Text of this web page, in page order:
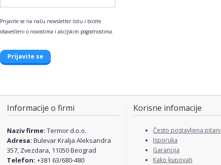
Prijavite se na našu newsletter listu i bićete
obavešteni o novostima i akcijskim pogodnostima.
Informacije o firmi
Naziv firme: Termor d.o.o.
Adresa: Bulevar Kralja Aleksandra
357, Zvezdara, 11050 Beograd
Telefon: +381 63/680-480
Korisne infomacije
Često postavljena
Isporuka
Garancija
Kako kupovati